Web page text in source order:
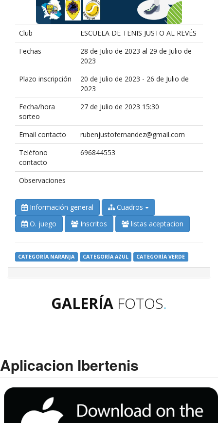
Club
ESCUELA DE TENIS JUSTO AL REVÉS
Fechas
28 de Julio de 2023 al 29 de Julio de
2023
Plazo inscripción
20 de Julio de 2023 - 26 de Julio de
2023
Fecha/hora
sorteo
27 de Julio de 2023 15:30
Email contacto
rubenjustofernandez@gmail.com
Teléfono
contacto
696844553
Observaciones
Información general
Cuadros
O. juego
Inscritos listas aceptacion
CATEGORÍA NARANJA CATEGORÍA AZUL CATEGORÍA VERDE
GALERÍA FOTOS.
Aplicacion Ibertenis